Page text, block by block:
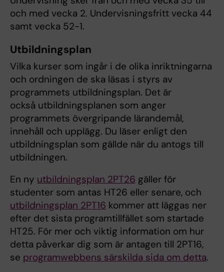
och med vecka 2. Undervisningsfritt vecka 44
samt vecka 52-1.
Utbildningsplan
Vilka kurser som ingår i de olika inriktningarna
och ordningen de ska läsas i styrs av
programmets utbildningsplan. Det är
också utbildningsplanen som anger
programmets övergripande lärandemål,
innehåll och upplägg. Du läser enligt den
utbildningsplan som gällde när du antogs till
utbildningen.
En ny utbildningsplan 2PT26 gäller för
studenter som antas HT26 eller senare, och
utbildningsplan 2PT16 kommer att läggas ner
efter det sista programtillfället som startade
HT25. För mer och viktig information om hur
detta påverkar dig som är antagen till 2PT16,
se programwebbens särskilda sida om detta.